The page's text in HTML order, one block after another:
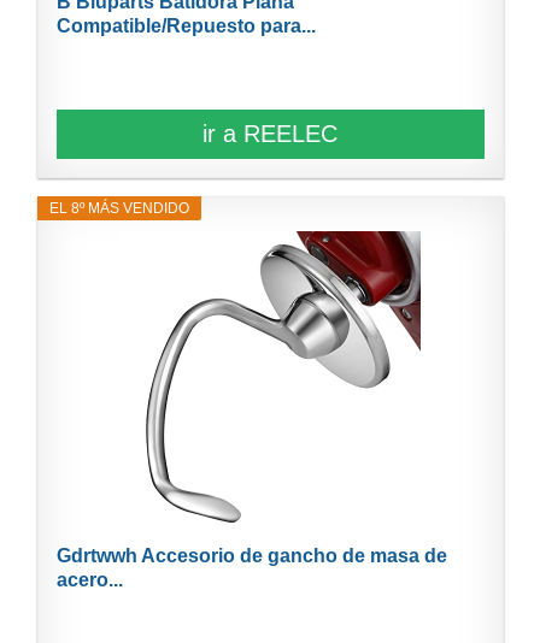
Compatible/Repuesto para...
ir a REELEC
EL 8º MÁS VENDIDO
Gdrtwwh Accesorio de gancho de masa de
acero...